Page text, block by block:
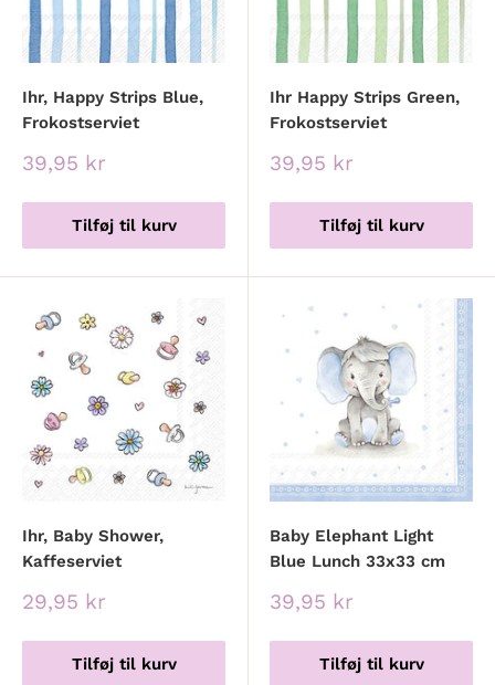
Ihr, Happy Strips Blue,
Frokostserviet
Udsalgspris
39,95 kr
Tilføj til kurv
Ihr Happy Strips Green,
Frokostserviet
Udsalgspris
39,95 kr
Tilføj til kurv
Ihr, Baby Shower,
Kaffeserviet
Udsalgspris
29,95 kr
Tilføj til kurv
Baby Elephant Light
Blue Lunch 33x33 cm
Udsalgspris
39,95 kr
Tilføj til kurv